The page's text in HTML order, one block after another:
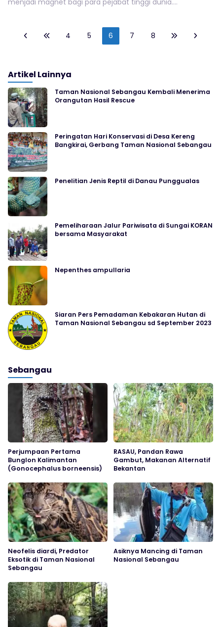
menjadi magnet bagi para pejabat tinggi dunia....
4 5 6 7 8
Artikel Lainnya
Taman Nasional Sebangau Kembali Menerima
Orangutan Hasil Rescue
Peringatan Hari Konservasi di Desa Kereng
Bangkirai, Gerbang Taman Nasional Sebangau
Penelitian Jenis Reptil di Danau Punggualas
Pemeliharaan Jalur Pariwisata di Sungai KORAN
bersama Masyarakat
Nepenthes ampullaria
Siaran Pers Pemadaman Kebakaran Hutan di
Taman Nasional Sebangau sd September 2023
Sebangau
Perjumpaan Pertama
Bunglon Kalimantan
(Gonocephalus borneensis)
RASAU, Pandan Rawa
Gambut, Makanan Alternatif
Bekantan
Neofelis diardi, Predator
Eksotik di Taman Nasional
Sebangau
Asiknya Mancing di Taman
Nasional Sebangau